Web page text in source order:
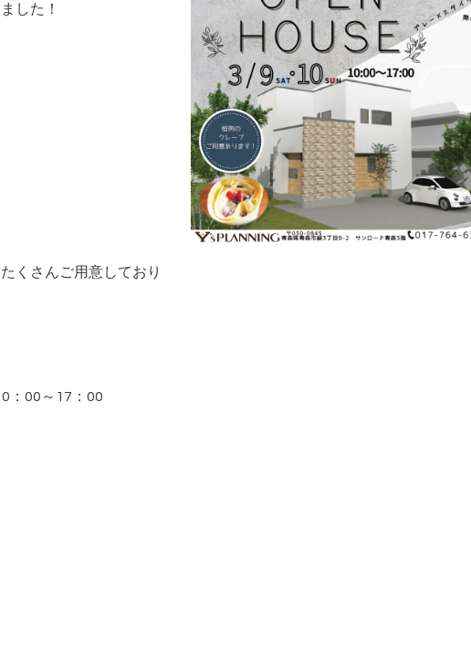
した！
くさんご用意しており
：00～17：00